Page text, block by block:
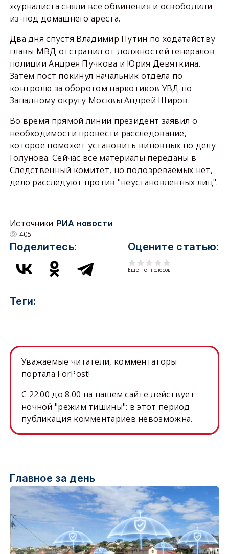
журналиста сняли все обвинения и освободили
из-под домашнего ареста.
Два дня спустя Владимир Путин по ходатайству
главы МВД отстранил от должностей генералов
полиции Андрея Пучкова и Юрия Девяткина.
Затем пост покинул начальник отдела по
контролю за оборотом наркотиков УВД по
Западному округу Москвы Андрей Щиров.
Во время прямой линии президент заявил о
необходимости провести расследование,
которое поможет установить виновных по делу
Голунова. Сейчас все материалы переданы в
Следственный комитет, но подозреваемых нет,
дело расследуют против "неустановленных лиц".
Источники РИА новости
405
Поделитесь: Оцените статью:
Еще нет голосов
Теги:
Уважаемые читатели, комментаторы
портала ForPost!
C 22.00 до 8.00 на нашем сайте действует
ночной "режим тишины": в этот период
публикация комментариев невозможна.
Главное за день